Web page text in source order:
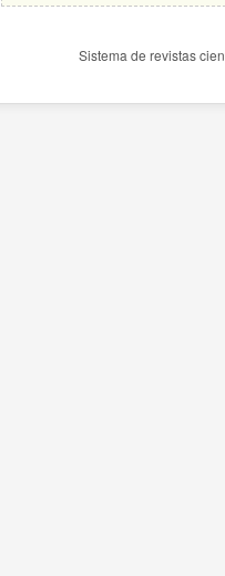
Sistema de revistas